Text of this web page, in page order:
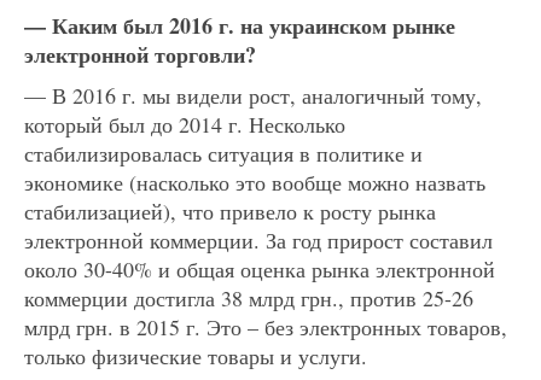
— Каким был 2016 г. на украинском рынке
электронной торговли?
— В 2016 г. мы видели рост, аналогичный тому,
который был до 2014 г. Несколько
стабилизировалась ситуация в политике и
экономике (насколько это вообще можно назвать
стабилизацией), что привело к росту рынка
электронной коммерции. За год прирост составил
около 30-40% и общая оценка рынка электронной
коммерции достигла 38 млрд грн., против 25-26
млрд грн. в 2015 г. Это – без электронных товаров,
только физические товары и услуги.